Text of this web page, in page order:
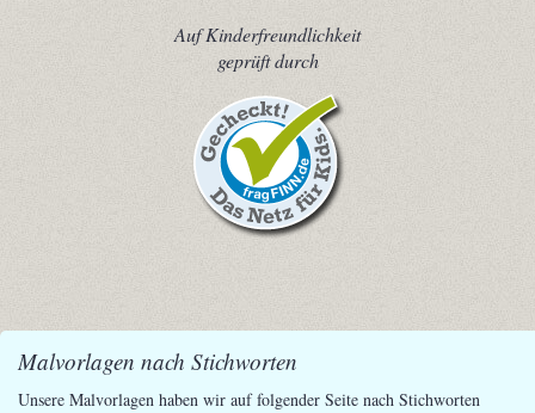
Auf Kinderfreundlichkeit
geprüft durch
Malvorlagen nach Stichworten
Unsere Malvorlagen haben wir auf folgender Seite nach Stichworten